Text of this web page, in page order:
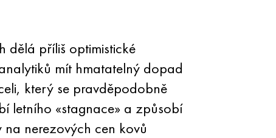
dělá příliš optimistické
mít hmatatelný dopad
který se pravděpodobně
letního «stagnace» a způsobí
nerezových cen kovů